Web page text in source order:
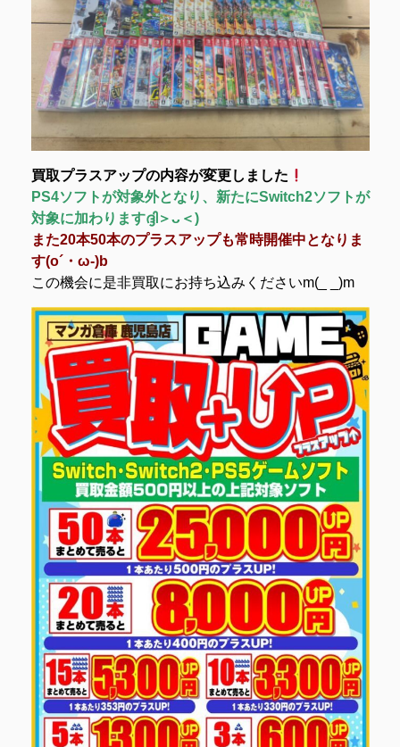
買取プラスアップの内容が変更しました
PS4ソフトが対象外となり、新たにSwitch2ソフトが
対象に加わりますദ്ദി＞ᴗ＜)
また20本50本のプラスアップも常時開催中となりま
す(o´・ω-)b
この機会に是非買取にお持ち込みくださいm(_ _)m